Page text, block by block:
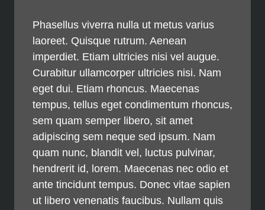
Phasellus viverra nulla ut metus varius
laoreet. Quisque rutrum. Aenean
imperdiet. Etiam ultricies nisi vel augue.
Curabitur ullamcorper ultricies nisi. Nam
eget dui. Etiam rhoncus. Maecenas
tempus, tellus eget condimentum rhoncus,
sem quam semper libero, sit amet
adipiscing sem neque sed ipsum. Nam
quam nunc, blandit vel, luctus pulvinar,
hendrerit id, lorem. Maecenas nec odio et
ante tincidunt tempus. Donec vitae sapien
ut libero venenatis faucibus. Nullam quis